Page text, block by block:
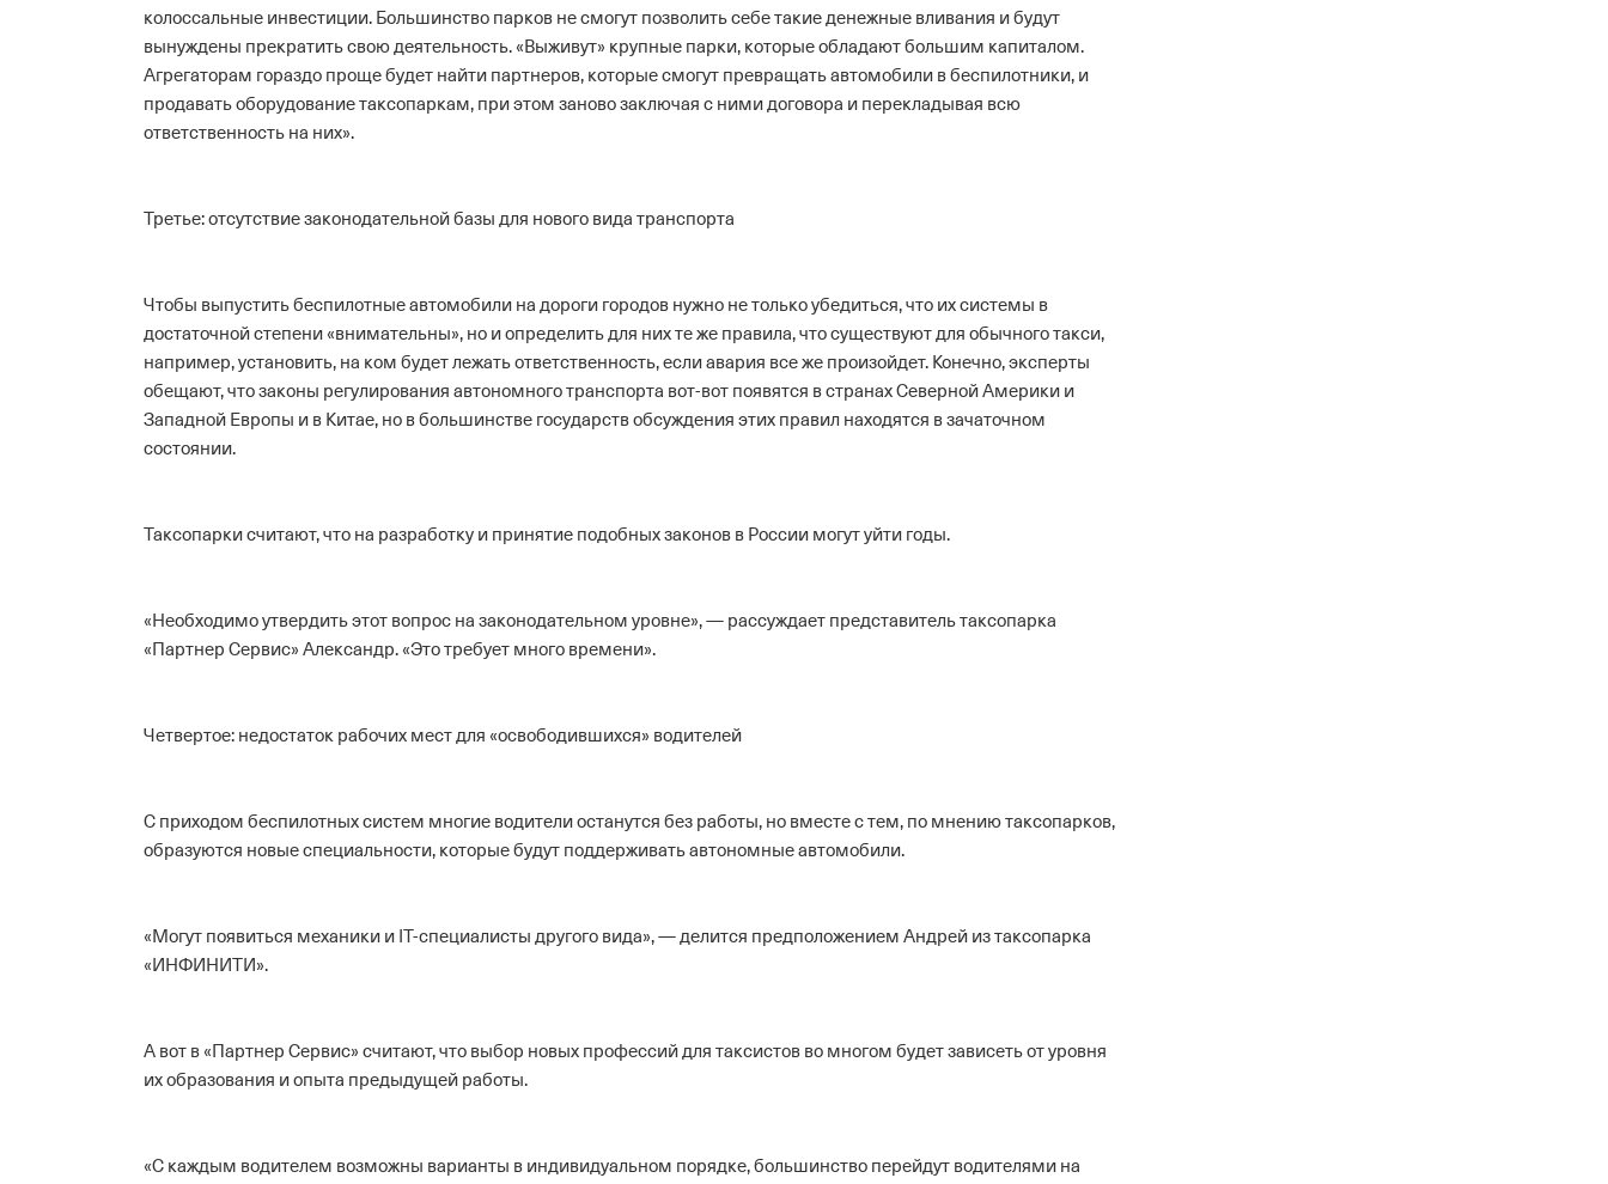
колоссальные инвестиции. Большинство парков не смогут позволить себе такие денежные вливания и будут
вынуждены прекратить свою деятельность. «Выживут» крупные парки, которые обладают большим капиталом.
Агрегаторам гораздо проще будет найти партнеров, которые смогут превращать автомобили в беспилотники, и
продавать оборудование таксопаркам, при этом заново заключая с ними договора и перекладывая всю
ответственность на них».
Третье: отсутствие законодательной базы для нового вида транспорта
Чтобы выпустить беспилотные автомобили на дороги городов нужно не только убедиться, что их системы в
достаточной степени «внимательны», но и определить для них те же правила, что существуют для обычного такси,
например, установить, на ком будет лежать ответственность, если авария все же произойдет. Конечно, эксперты
обещают, что законы регулирования автономного транспорта вот-вот появятся в странах Северной Америки и
Западной Европы и в Китае, но в большинстве государств обсуждения этих правил находятся в зачаточном
состоянии.
Таксопарки считают, что на разработку и принятие подобных законов в России могут уйти годы.
«Необходимо утвердить этот вопрос на законодательном уровне», — рассуждает представитель таксопарка
«Партнер Сервис» Александр. «Это требует много времени».
Четвертое: недостаток рабочих мест для «освободившихся» водителей
С приходом беспилотных систем многие водители останутся без работы, но вместе с тем, по мнению таксопарков,
образуются новые специальности, которые будут поддерживать автономные автомобили.
«Могут появиться механики и IT-специалисты другого вида», — делится предположением Андрей из таксопарка
«ИНФИНИТИ».
А вот в «Партнер Сервис» считают, что выбор новых профессий для таксистов во многом будет зависеть от уровня
их образования и опыта предыдущей работы.
«С каждым водителем возможны варианты в индивидуальном порядке, большинство перейдут водителями на